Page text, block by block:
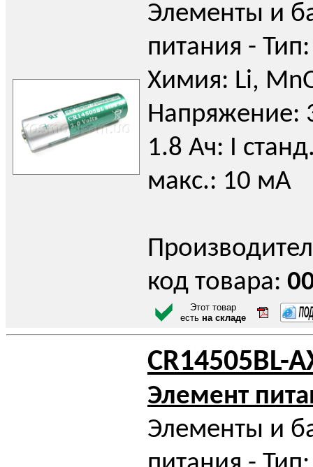
Элементы и
питания -
Химия: Li,
Напряжение:
1.8 Ач: I
макс.: 10 мА
код товара:
Этот товар
есть на складе
CR14505BL-
Элемент
Элементы и